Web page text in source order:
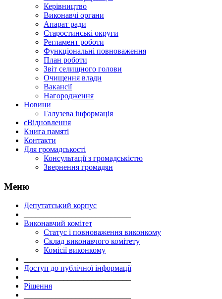
Керівництво
Виконавчі органи
Апарат ради
Старостинські округи
Регламент роботи
Функціональні повноваження
План роботи
Звіт селищного голови
Очищення влади
Вакансії
Нагородження
Новини
Галузева інформація
єВідновлення
Книга памяті
Контакти
Для громадськості
Консультації з громадськістю
Звернення громадян
Меню
Депутатський корпус
Виконавчий комітет
Статус і повноваження виконкому
Склад виконавчого комітету
Комісії виконкому
Доступ до публічної інформації
Рішення